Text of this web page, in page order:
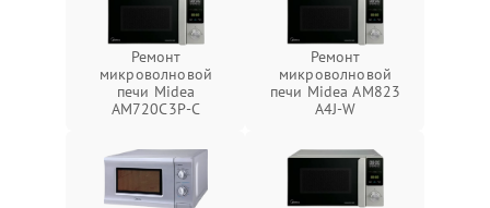
Ремонт
микроволновой
печи Midea
AM720C3P-C
Ремонт
микроволновой
печи Midea AM823
A4J-W